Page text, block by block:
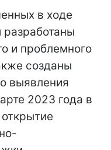
в ходе
разработаны
и проблемного
созданы
выявления
2023 года в